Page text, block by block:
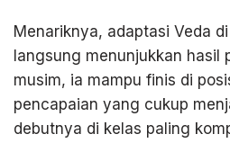
Menariknya, adaptasi Veda
langsung menunjukkan hasil
musim, ia mampu finis di
pencapaian yang cukup
debutnya di kelas paling